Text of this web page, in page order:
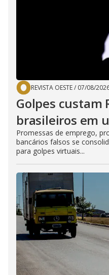
REVISTA OESTE/ 07/08/
Golpes custam
brasileiros em
Promessas de emprego,
bancários falsos se
para golpes virtuais...